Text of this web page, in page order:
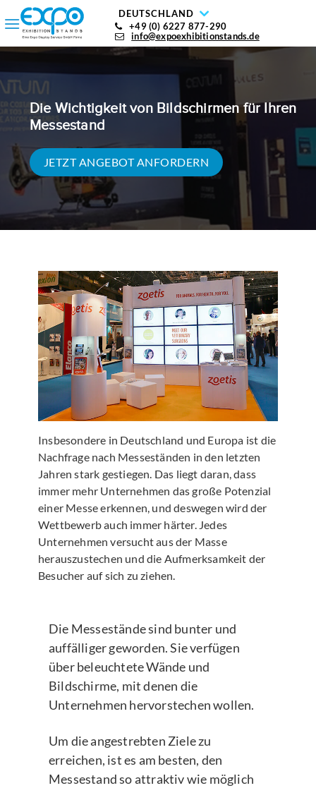
DEUTSCHLAND
+49 (0) 6227 877-290
info@expoexhibitionstands.de
Die Wichtigkeit von Bildschirmen für Ihren
Messestand
JETZT ANGEBOT ANFORDERN
Insbesondere in Deutschland und Europa ist die
Nachfrage nach Messeständen in den letzten
Jahren stark gestiegen. Das liegt daran, dass
immer mehr Unternehmen das große Potenzial
einer Messe erkennen, und deswegen wird der
Wettbewerb auch immer härter. Jedes
Unternehmen versucht aus der Masse
herauszustechen und die Aufmerksamkeit der
Besucher auf sich zu ziehen.
Die Messestände sind bunter und
auffälliger geworden. Sie verfügen
über beleuchtete Wände und
Bildschirme, mit denen die
Unternehmen hervorstechen wollen.
Um die angestrebten Ziele zu
erreichen, ist es am besten, den
Messestand so attraktiv wie möglich